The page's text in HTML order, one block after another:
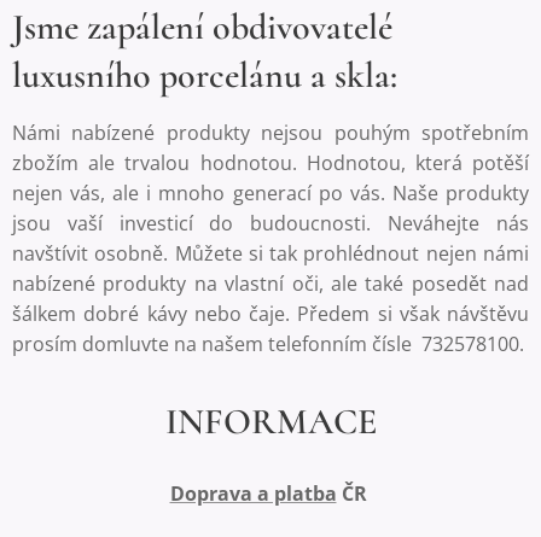
Jsme zapálení obdivovatelé
luxusního porcelánu a skla:
Námi nabízené produkty nejsou pouhým spotřebním
zbožím ale trvalou hodnotou. Hodnotou, která potěší
nejen vás, ale i mnoho generací po vás. Naše produkty
jsou vaší investicí do budoucnosti. Neváhejte nás
navštívit osobně. Můžete si tak prohlédnout nejen námi
nabízené produkty na vlastní oči, ale také posedět nad
šálkem dobré kávy nebo čaje. Předem si však návštěvu
prosím domluvte na našem telefonním čísle 732578100.
INFORMACE
Doprava a platba ČR